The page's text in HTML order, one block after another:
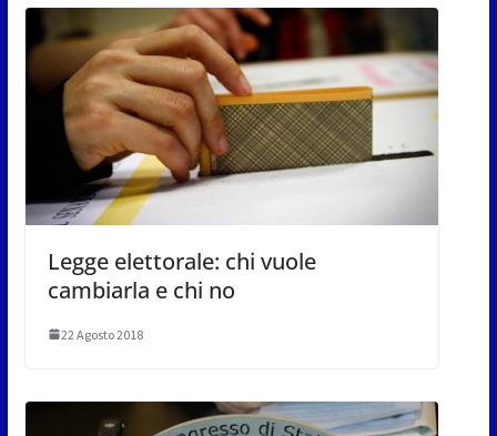
Legge elettorale: chi vuole
cambiarla e chi no
22 Agosto 2018